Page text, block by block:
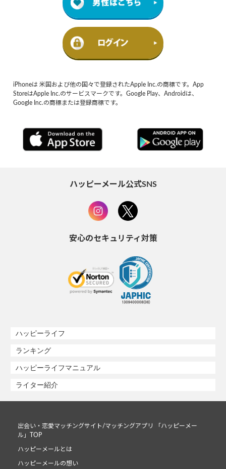
iPhoneは 米国および他の国々で登録されたApple Inc.の商標です。App
StoreはApple Inc.のサービスマークです。Google Play、Androidは、
Google Inc.の商標または登録商標です。
ハッピーメール公式SNS
安心のセキュリティ対策
ハッピーライフ
ランキング
ハッピーライフマニュアル
ライター紹介
出会い・恋愛マッチングサイト/マッチングアプリ 「ハッピーメー
ル」TOP
ハッピーメールとは
ハッピーメールの想い